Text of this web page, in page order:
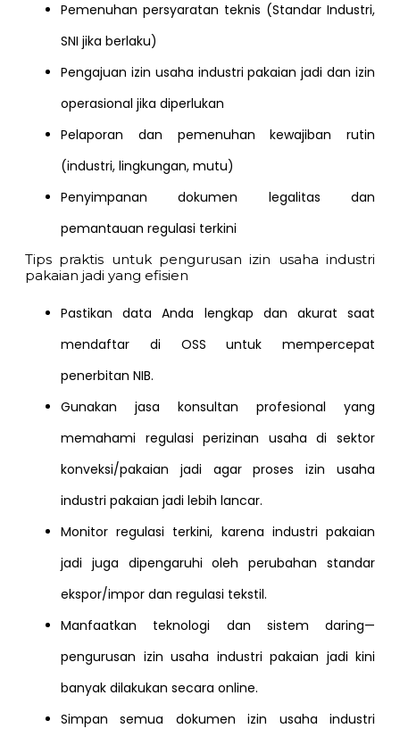
Pemenuhan persyaratan teknis (Standar Industri,
SNI jika berlaku)
Pengajuan izin usaha industri pakaian jadi dan izin
operasional jika diperlukan
Pelaporan dan pemenuhan kewajiban rutin
(industri, lingkungan, mutu)
Penyimpanan dokumen legalitas dan
pemantauan regulasi terkini
Tips praktis untuk pengurusan izin usaha industri
pakaian jadi yang efisien
Pastikan data Anda lengkap dan akurat saat
mendaftar di OSS untuk mempercepat
penerbitan NIB.
Gunakan jasa konsultan profesional yang
memahami regulasi perizinan usaha di sektor
konveksi/pakaian jadi agar proses izin usaha
industri pakaian jadi lebih lancar.
Monitor regulasi terkini, karena industri pakaian
jadi juga dipengaruhi oleh perubahan standar
ekspor/impor dan regulasi tekstil.
Manfaatkan teknologi dan sistem daring—
pengurusan izin usaha industri pakaian jadi kini
banyak dilakukan secara online.
Simpan semua dokumen izin usaha industri